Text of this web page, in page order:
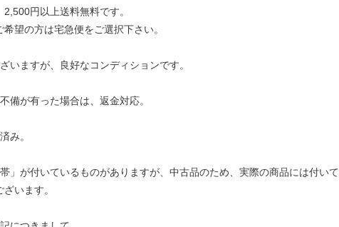
円以上送料無料です。
望の方は宅急便をご選択下さい。
いますが、良好なコンディションです。
備が有った場合は、返金対応。
み。
」が付いているものがありますが、中古品のため、実際の商品には付いて
います。